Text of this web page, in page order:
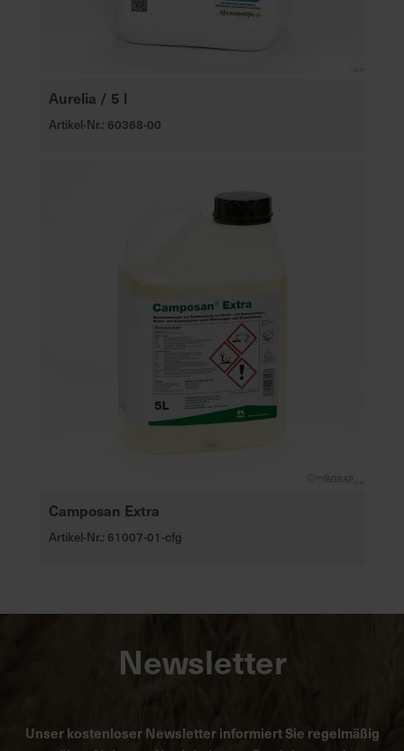
Aurelia / 5 l
Artikel-Nr.: 60368-00
Camposan Extra
Artikel-Nr.: 61007-01-cfg
Newsletter
Unser kostenloser Newsletter informiert Sie regelmäßig